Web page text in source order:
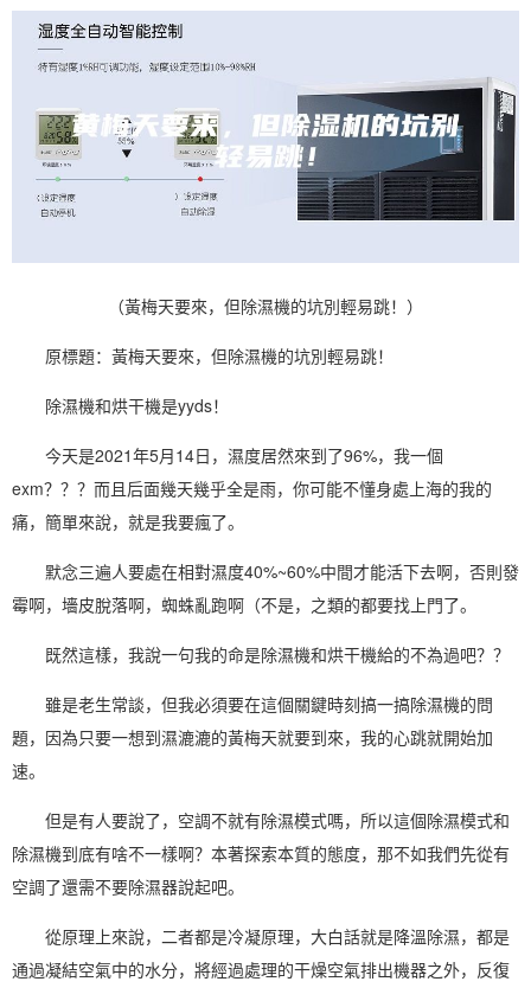
（黃梅天要來，但除濕機的坑別輕易跳！）
原標題：黃梅天要來，但除濕機的坑別輕易跳！
除濕機和烘干機是yyds！
今天是2021年5月14日， 濕度居然來到了96%，我一個
exm？？？而且后面幾天幾乎全是雨，你可能不懂身處上海的我的
痛，簡單來說，就是我要瘋了。
默念三遍人要處在相對濕度40%~60%中間才能活下去啊，否則發
霉啊，墻皮脫落啊，蜘蛛亂跑啊（不是，之類的都要找上門了。
既然這樣，我說一句我的命是除濕機和烘干機給的不為過吧？？
雖是老生常談，但我必須要在這個關鍵時刻搞一搞除濕機的問
題，因為只要一想到濕漉漉的黃梅天就要到來，我的心跳就開始加
速。
但是有人要說了， 空調不就有除濕模式嗎，所以這個除濕模式和
除濕機到底有啥不一樣啊？本著探索本質的態度，那不如我們先從有
空調了還需不要除濕器說起吧。
從原理上來說，二者都是冷凝原理，大白話就是降溫除濕，都是
通過凝結空氣中的水分，將經過處理的干燥空氣排出機器之外，反復